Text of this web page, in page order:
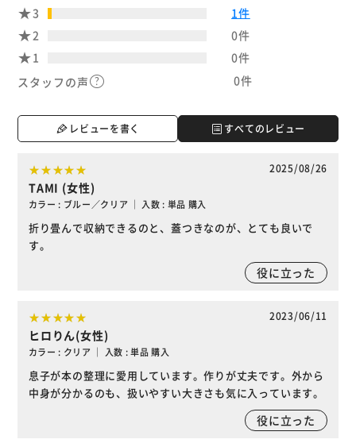
3
1件
2
0件
1
0件
スタッフの声
0件
レビューを書く すべてのレビュー
2025/08/26
TAMI (女性)
カラー : ブルー／クリア ｜ 入数 : 単品 購入
折り畳んで収納できるのと、蓋つきなのが、とても良いで
す。
役に立った
2023/06/11
ヒロりん(女性)
カラー : クリア ｜ 入数 : 単品 購入
息子が本の整理に愛用しています。作りが丈夫です。外から
中身が分かるのも、扱いやすい大きさも気に入っています。
役に立った